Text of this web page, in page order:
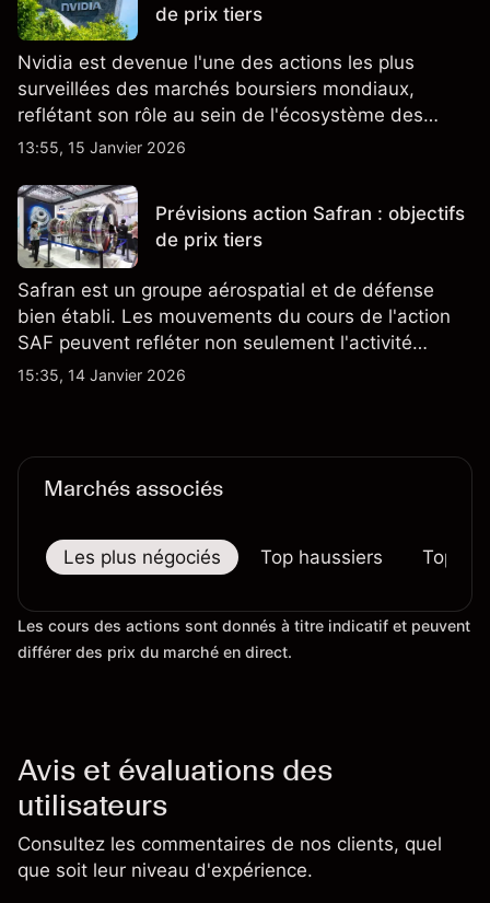
de prix tiers
Nvidia est devenue l'une des actions les plus
surveillées des marchés boursiers mondiaux,
reflétant son rôle au sein de l'écosystème des
semi-conducteurs et de l'IA.
13:55, 15 Janvier 2026
Prévisions action Safran : objectifs
de prix tiers
Safran est un groupe aérospatial et de défense
bien établi. Les mouvements du cours de l'action
SAF peuvent refléter non seulement l'activité
quotidienne du marché, mais aussi la position de
15:35, 14 Janvier 2026
Marchés associés
Les plus négociés Top haussiers Top
Les cours des actions sont donnés à titre indicatif et peuvent
différer des prix du marché en direct.
Avis et évaluations des
utilisateurs
Consultez les commentaires de nos clients, quel
que soit leur niveau d'expérience.